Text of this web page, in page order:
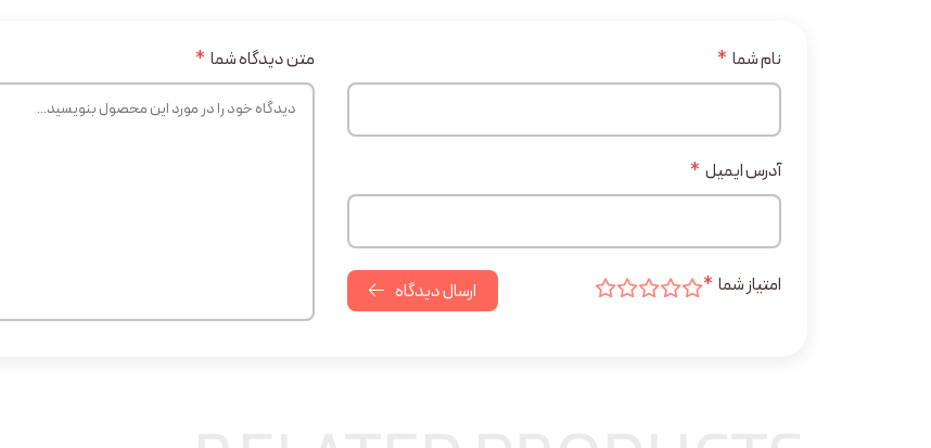
نام شما *
آدرس ایمیل *
امتیاز شما * ارسال دیدگاه
متن دیدگاه شما *